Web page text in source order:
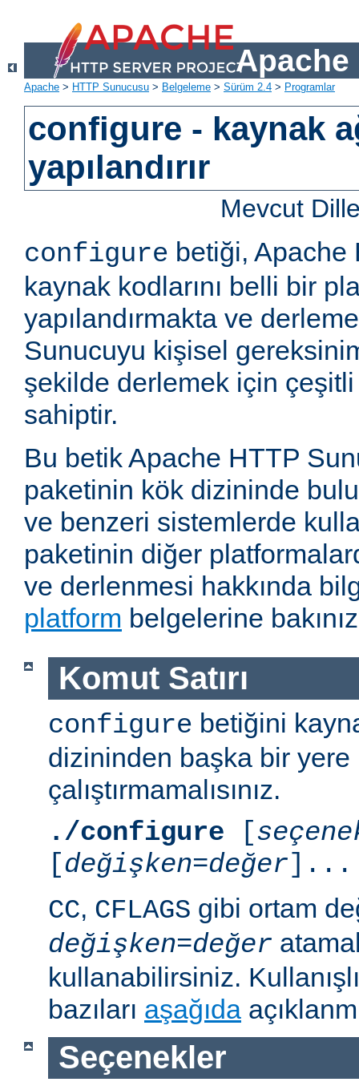
Apache
Apache > HTTP Sunucusu > Belgeleme > Sürüm 2.4 > Programlar
configure - kaynak
yapılandırır
Mevcut
configure betiği, Apache
kaynak kodlarını belli bir
yapılandırmakta ve
Sunucuyu kişisel
şekilde derlemek için
sahiptir.
Bu betik Apache HTTP
paketinin kök dizininde
ve benzeri sistemlerde
paketinin diğer
ve derlenmesi hakkında
platform belgelerine
Komut Satırı
configure betiğini
dizininden başka bir yere
çalıştırmamalısınız.
./configure [
[değişken=değer]...
CC, CFLAGS gibi ortam
değişken=değer
kullanabilirsiniz.
bazıları aşağıda
Seçenekler